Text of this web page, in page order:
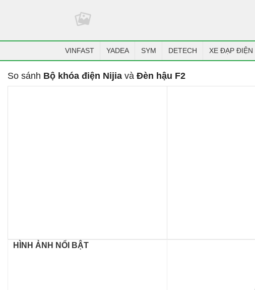
VINFAST YADEA SYM DETECH XE ĐẠP ĐIỆN
So sánh Bộ khóa điện Nijia và Đèn hậu F2
HÌNH ẢNH NỔI BẬT